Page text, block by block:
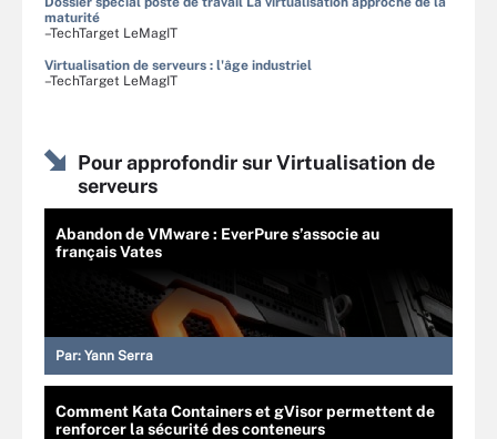
maturité
–TechTarget LeMagIT
Virtualisation de serveurs : l'âge industriel
–TechTarget LeMagIT
Pour approfondir sur Virtualisation de
serveurs
Abandon de VMware : EverPure s’associe au
français Vates
Par: Yann Serra
Comment Kata Containers et gVisor permettent de
renforcer la sécurité des conteneurs